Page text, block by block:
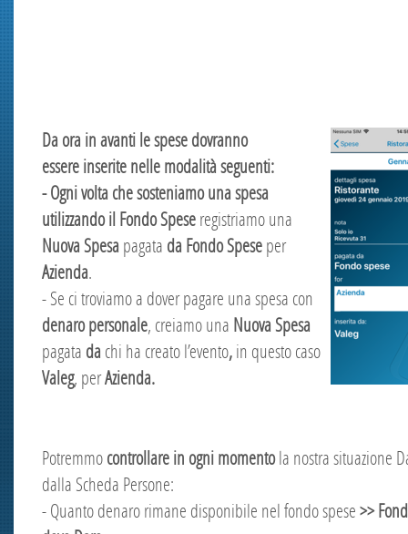
Da ora in avanti le spese dovranno
essere inserite nelle modalità seguenti:
- Ogni volta che sosteniamo una spesa
utilizzando il Fondo Spese registriamo una
Nuova Spesa pagata da Fondo Spese per
Azienda.
- Se ci troviamo a dover pagare una spesa con
denaro personale, creiamo una Nuova Spesa
pagata da chi ha creato l’evento, in questo caso
Valeg, perAzienda.
Potremmo controllare in ogni momentola nostra situazione
dalla Scheda Persone:
- Quanto denaro rimane disponibile nel fondo spese >>